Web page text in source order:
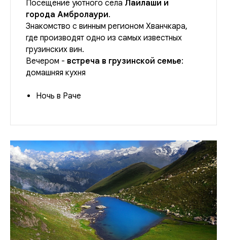
Посещение уютного села Лайлаши и
города Амбролаури.
Знакомство с винным регионом Хванчкара,
где производят одно из самых известных
грузинских вин.
Вечером - встреча в грузинской семье:
домашняя кухня
Ночь в Раче